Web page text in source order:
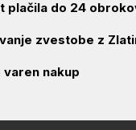
plačila do 24
zvestobe z
varen nakup